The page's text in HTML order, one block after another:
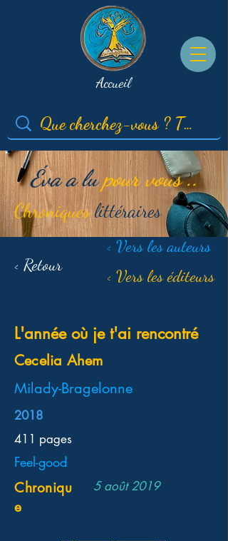
Accueil
Éva a lupour vous ..
Chroniqueslittéraires
< Retour
< Vers les auteurs
< Vers les éditeurs
L'année où je t'ai rencontré
Cecelia Ahem
Milady-Bragelonne
2018
411 pages
Feel-good
Chroniqu
e
5 août 2019